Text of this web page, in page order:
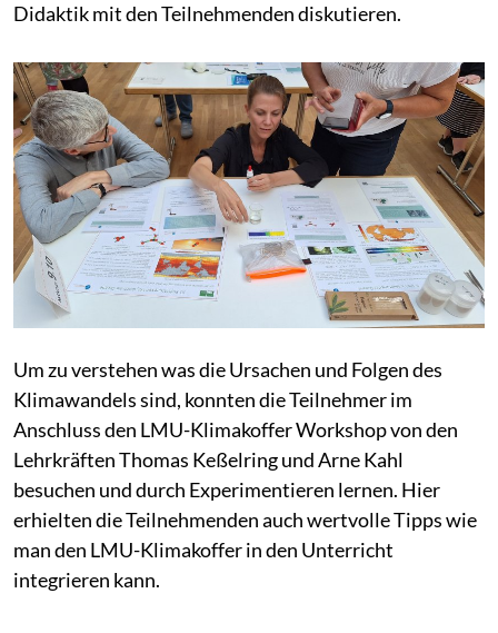
Didaktik mit den Teilnehmenden diskutieren.
Um zu verstehen was die Ursachen und Folgen des
Klimawandels sind, konnten die Teilnehmer im
Anschluss den LMU-Klimakoffer Workshop von den
Lehrkräften Thomas Keßelring und Arne Kahl
besuchen und durch Experimentieren lernen. Hier
erhielten die Teilnehmenden auch wertvolle Tipps wie
man den LMU-Klimakoffer in den Unterricht
integrieren kann.